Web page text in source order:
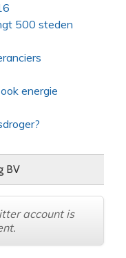
500 steden
energie
BV
account is